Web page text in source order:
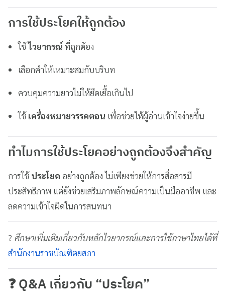
การใช้ประโยคให้ถูกต้อง
ใช้ไวยากรณ์ ที่ถูกต้อง
เลือกคำให้เหมาะสมกับบริบท
ควบคุมความยาวไม่ให้ยืดเยื้อเกินไป
ใช้เครื่องหมายวรรคตอน เพื่อช่วยให้ผู้อ่านเข้าใจง่ายขึ้น
ทำไมการใช้ประโยคอย่างถูกต้องจึงสำคัญ
การใช้ประโยค อย่างถูกต้อง ไม่เพียงช่วยให้การสื่อสารมี
ประสิทธิภาพ แต่ยังช่วยเสริมภาพลักษณ์ความเป็นมืออาชีพ และ
ลดความเข้าใจผิดในการสนทนา
? ศึกษาเพิ่มเติมเกี่ยวกับหลักไวยากรณ์และการใช้ภาษาไทยได้ที่
สำนักงานราชบัณฑิตยสภา
❓ Q&A เกี่ยวกับ “ประโยค”